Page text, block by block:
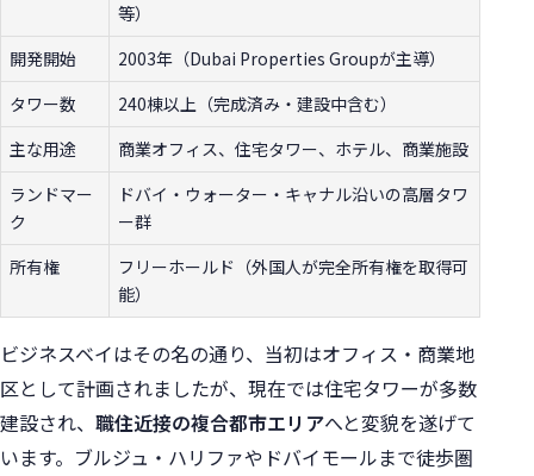
等）
開発開始
2003年（Dubai Properties Groupが主導）
タワー数
240棟以上（完成済み・建設中含む）
主な用途
商業オフィス、住宅タワー、ホテル、商業施設
ランドマー
ク
ドバイ・ウォーター・キャナル沿いの高層タワ
ー群
所有権
フリーホールド（外国人が完全所有権を取得可
能）
ビジネスベイはその名の通り、当初はオフィス・商業地
区として計画されましたが、現在では住宅タワーが多数
建設され、 職住近接の複合都市エリアへと変貌を遂げて
います。ブルジュ・ハリファやドバイモールまで徒歩圏